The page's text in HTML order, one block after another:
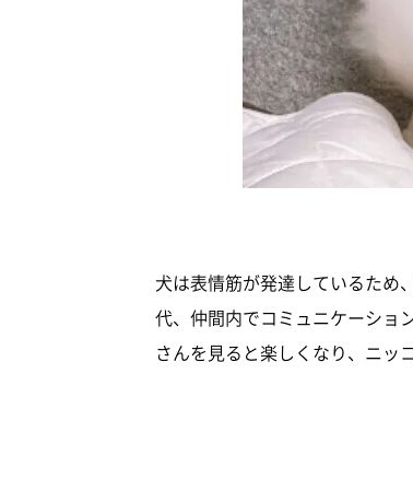
犬は表情筋が発達しているため
代、仲間内でコミュニケーショ
さんを見ると楽しくなり、ニッ